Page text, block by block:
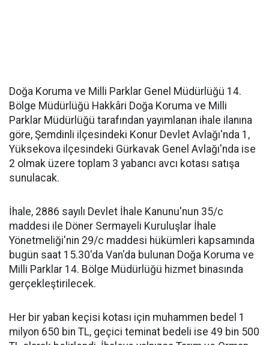
Doğa Koruma ve Milli Parklar Genel Müdürlüğü 14.
Bölge Müdürlüğü Hakkâri Doğa Koruma ve Milli
Parklar Müdürlüğü tarafından yayımlanan ihale ilanına
göre, Şemdinli ilçesindeki Konur Devlet Avlağı'nda 1,
Yüksekova ilçesindeki Gürkavak Genel Avlağı'nda ise
2 olmak üzere toplam 3 yabancı avcı kotası satışa
sunulacak.
İhale, 2886 sayılı Devlet İhale Kanunu'nun 35/c
maddesi ile Döner Sermayeli Kuruluşlar İhale
Yönetmeliği'nin 29/c maddesi hükümleri kapsamında
bugün saat 15.30'da Van'da bulunan Doğa Koruma ve
Milli Parklar 14. Bölge Müdürlüğü hizmet binasında
gerçekleştirilecek.
Her bir yaban keçisi kotası için muhammen bedel 1
milyon 650 bin TL, geçici teminat bedeli ise 49 bin 500